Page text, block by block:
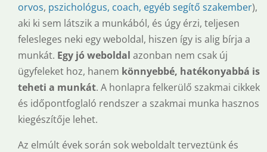
orvos, pszichológus, coach, egyéb segítő szakember),
aki ki sem látszik a munkából, és úgy érzi, teljesen
felesleges neki egy weboldal, hiszen így is alig bírja a
munkát. Egy jó weboldal azonban nem csak új
ügyfeleket hoz, hanem könnyebbé, hatékonyabbá is
teheti a munkát. A honlapra felkerülő szakmai cikkek
és időpontfoglaló rendszer a szakmai munka hasznos
kiegészítője lehet.
Az elmúlt évek során sok weboldalt terveztünk és